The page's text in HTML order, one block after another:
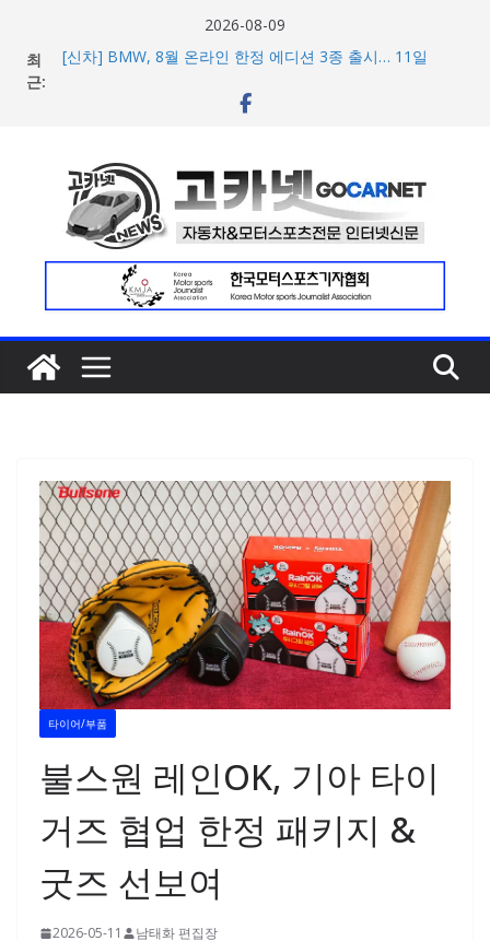
2026-08-09
최
근:
[신차] BMW, 8월 온라인 한정 에디션 3종 출시… 11일
벤틀리, 첫 순수 전기 어반 럭셔리 SUV 토르칼 탑재될 ‘큐레
팝업 오픈
BMW 레이디스 챔피언십 2026, 다양한 티켓 패키지 선보이
며 본격 대회 준비 돌입
현대차·기아, ‘2026 레드닷 어워드’에서 최우수상 2개·본상
15개 수상
타이어/부품
불스원 레인OK, 기아 타이
거즈 협업 한정 패키지 &
굿즈 선보여
2026-05-11 남태화 편집장